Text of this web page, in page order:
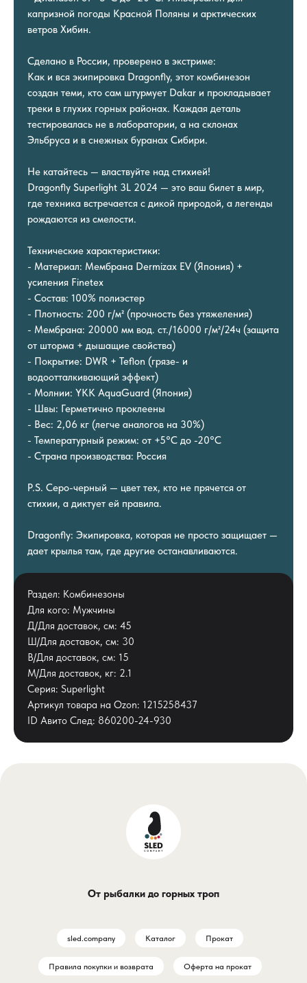
капризной погоды Красной Поляны и арктических
ветров Хибин.
Сделано в России, проверено в экстриме:
Как и вся экипировка Dragonfly, этот комбинезон
создан теми, кто сам штурмует Dakar и прокладывает
треки в глухих горных районах. Каждая деталь
тестировалась не в лаборатории, а на склонах
Эльбруса и в снежных буранах Сибири.
Не катайтесь — властвуйте над стихией!
Dragonfly Superlight 3L 2024 — это ваш билет в мир,
где техника встречается с дикой природой, а легенды
рождаются из смелости.
Технические характеристики:
- Материал: Мембрана Dermizax EV (Япония) +
усиления Finetex
- Состав: 100% полиэстер
- Плотность: 200 г/м² (прочность без утяжеления)
- Мембрана: 20000 мм вод. ст./16000 г/м²/24ч (защита
от шторма + дышащие свойства)
- Покрытие: DWR + Teflon (грязе- и
водоотталкивающий эффект)
- Молнии: YKK AquaGuard (Япония)
- Швы: Герметично проклеены
- Вес: 2,06 кг (легче аналогов на 30%)
- Температурный режим: от +5°С до -20°С
- Страна производства: Россия
P.S. Серо-черный — цвет тех, кто не прячется от
стихии, а диктует ей правила.
Dragonfly: Экипировка, которая не просто защищает —
дает крылья там, где другие останавливаются.
Раздел: Комбинезоны
Для кого: Мужчины
Д/Для доставок, см: 45
Ш/Для доставок, см: 30
В/Для доставок, см: 15
М/Для доставок, кг: 2.1
Серия: Superlight
Артикул товара на Ozon: 1215258437
ID Авито След: 860200-24-930
От рыбалки до горных троп
sled.company Каталог Прокат
Правила покупки и возврата Оферта на прокат